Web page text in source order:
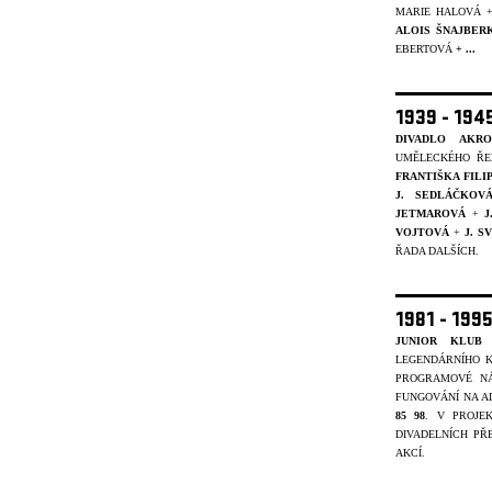
MARIE HALOVÁ
ALOIS
EBERTOVÁ + ...
1939 -
DIVADLO
UMĚLECKÉHO
FRANTIŠKA
J. SEDLÁČKOVÁ
JETMAROVÁ +
VOJTOVÁ + J.
ŘADA DALŠÍCH.
1981 -
JUNIOR KLUB
LEGENDÁRNÍHO
PROGRAMOVÉ
FUNGOVÁNÍ NA
85 98 . V
DIVADELNÍCH
AKCÍ.